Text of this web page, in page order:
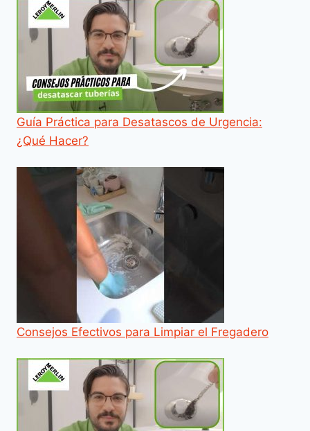
Guía Práctica para Desatascos de Urgencia:
¿Qué Hacer?
Consejos Efectivos para Limpiar el Fregadero